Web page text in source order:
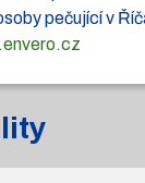
pečující v